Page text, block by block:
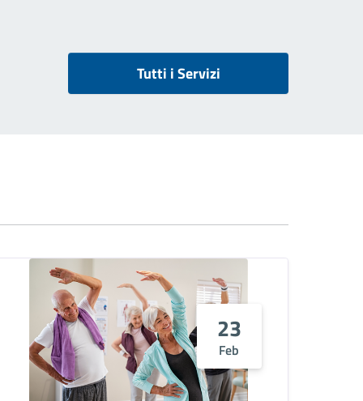
Tutti i Servizi
23
Feb